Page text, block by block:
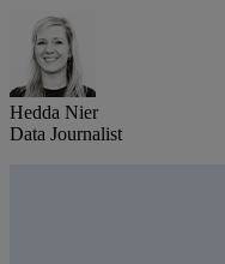
Hedda Nier
Data Journalist